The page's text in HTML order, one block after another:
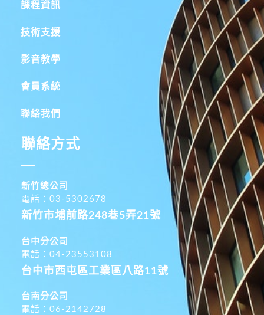
課程資訊
技術支援
影音教學
會員系統
聯絡我們
聯絡方式
新竹總公司
電話：03-5302678
新竹市埔前路248巷5弄21號
台中分公司
電話：04-23553108
台中市西屯區工業區八路11號
台南分公司
電話：06-2142728